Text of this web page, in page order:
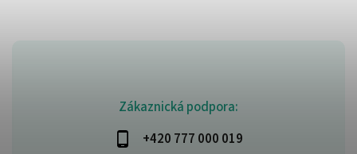
Zákaznická podpora:
+420 777 000 019